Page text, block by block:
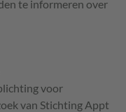
te informeren over
voor
van Stichting Appt